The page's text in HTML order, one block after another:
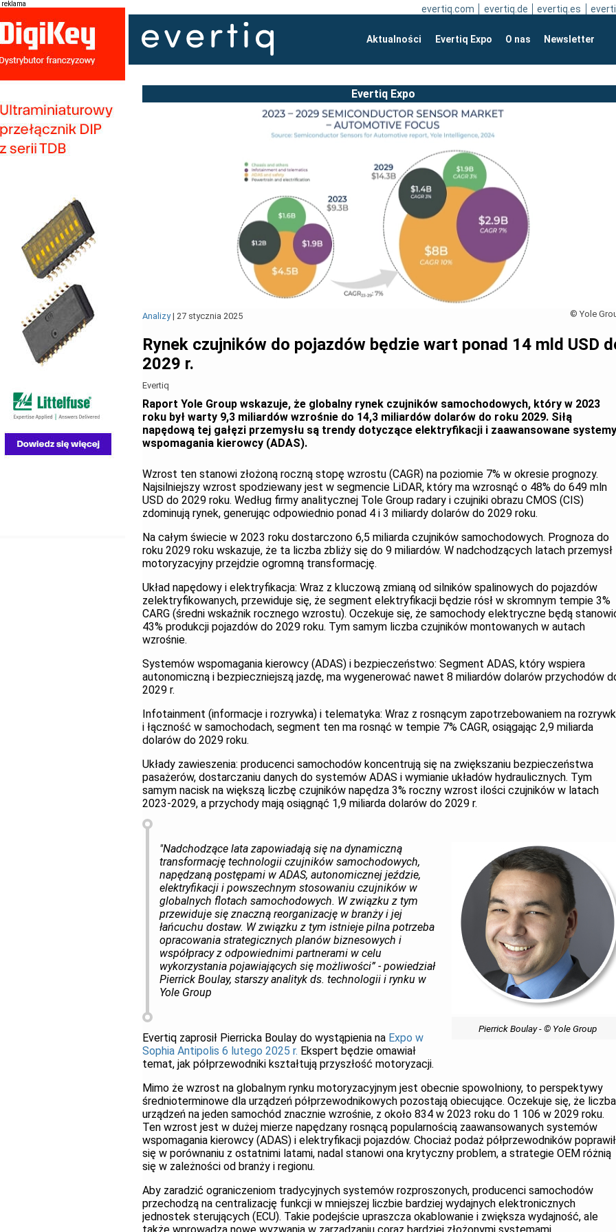
reklama evertiq.com evertiq.de evertiq.es
Aktualności Evertiq Expo O nas Newsletter
© Yole
Analizy| 27 stycznia 2025
Rynek czujników do pojazdów będzie wart ponad 14 mld USD
2029 r.
Evertiq
Raport Yole Group wskazuje, że globalny rynek czujników samochodowych, który w 2023
roku był warty 9,3 miliardów wzrośnie do 14,3 miliardów dolarów do roku 2029. Siłą
napędową tej gałęzi przemysłu są trendy dotyczące elektryfikacji i zaawansowane systemy
wspomagania kierowcy (ADAS).
Wzrost ten stanowi złożoną roczną stopę wzrostu (CAGR) na poziomie 7% w okresie prognozy.
Najsilniejszy wzrost spodziewany jest w segmencie LiDAR, który ma wzrosnąć o 48% do 649 mln
USD do 2029 roku. Według firmy analitycznej Tole Group radary i czujniki obrazu CMOS (CIS)
zdominują rynek, generując odpowiednio ponad 4 i 3 miliardy dolarów do 2029 roku.
Na całym świecie w 2023 roku dostarczono 6,5 miliarda czujników samochodowych. Prognoza do
roku 2029 roku wskazuje, że ta liczba zbliży się do 9 miliardów. W nadchodzących latach przemysł
motoryzacyjny przejdzie ogromną transformację.
Układ napędowy i elektryfikacja: Wraz z kluczową zmianą od silników spalinowych do pojazdów
zelektryfikowanych, przewiduje się, że segment elektryfikacji będzie rósł w skromnym tempie 3%
CARG (średni wskaźnik rocznego wzrostu). Oczekuje się, że samochody elektryczne będą
43% produkcji pojazdów do 2029 roku. Tym samym liczba czujników montowanych w autach
wzrośnie.
Systemów wspomagania kierowcy (ADAS) i bezpieczeństwo: Segment ADAS, który wspiera
autonomiczną i bezpieczniejszą jazdę, ma wygenerować nawet 8 miliardów dolarów przychodów
2029 r.
Infotainment (informacje i rozrywka) i telematyka: Wraz z rosnącym zapotrzebowaniem na
i łączność w samochodach, segment ten ma rosnąć w tempie 7% CAGR, osiągając 2,9 miliarda
dolarów do 2029 roku.
Układy zawieszenia: producenci samochodów koncentrują się na zwiększaniu bezpieczeństwa
pasażerów, dostarczaniu danych do systemów ADAS i wymianie układów hydraulicznych. Tym
samym nacisk na większą liczbę czujników napędza 3% roczny wzrost ilości czujników w latach
2023-2029, a przychody mają osiągnąć 1,9 miliarda dolarów do 2029 r.
Pierrick Boulay - © Yole Group
"Nadchodzące lata zapowiadają się na dynamiczną
transformację technologii czujników samochodowych,
napędzaną postępami w ADAS, autonomicznej jeździe,
elektryfikacji i powszechnym stosowaniu czujników w
globalnych flotach samochodowych. W związku z tym
przewiduje się znaczną reorganizację w branży i jej
łańcuchu dostaw. W związku z tym istnieje pilna potrzeba
opracowania strategicznych planów biznesowych i
współpracy z odpowiednimi partnerami w celu
wykorzystania pojawiających się możliwości” - powiedział
Pierrick Boulay, starszy analityk ds. technologii i rynku w
Yole Group
Evertiq zaprosił Pierricka Boulay do wystąpienia na Expo w
Sophia Antipolis 6 lutego 2025 r. Ekspert będzie omawiał
temat, jak półprzewodniki kształtują przyszłość motoryzacji.
Mimo że wzrost na globalnym rynku motoryzacyjnym jest obecnie spowolniony, to perspektywy
średnioterminowe dla urządzeń półprzewodnikowych pozostają obiecujące. Oczekuje się, że liczba
urządzeń na jeden samochód znacznie wzrośnie, z około 834 w 2023 roku do 1 106 w 2029 roku.
Ten wzrost jest w dużej mierze napędzany rosnącą popularnością zaawansowanych systemów
wspomagania kierowcy (ADAS) i elektryfikacji pojazdów. Chociaż podaż półprzewodników
się w porównaniu z ostatnimi latami, nadal stanowi ona krytyczny problem, a strategie OEM różnią
się w zależności od branży i regionu.
Aby zaradzić ograniczeniom tradycyjnych systemów rozproszonych, producenci samochodów
przechodzą na centralizację funkcji w mniejszej liczbie bardziej wydajnych elektronicznych
jednostek sterujących (ECU). Takie podejście upraszcza okablowanie i zwiększa wydajność, ale